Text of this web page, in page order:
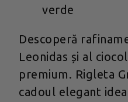
verde
Descoperă
Leonidas și al
premium. Rigleta
cadoul elegant